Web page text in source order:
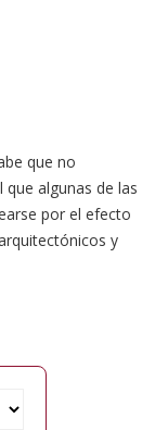
que no
algunas de las
por el efecto
y